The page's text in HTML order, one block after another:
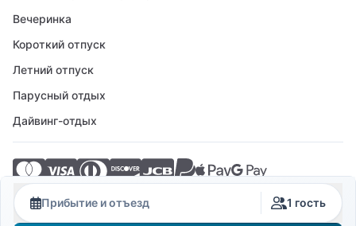
Прибытие и отъезд 1 гость
Вечеринка
Короткий отпуск
Летний отпуск
Парусный отдых
Дайвинг-отдых
© 2026 Crovillas GmbH